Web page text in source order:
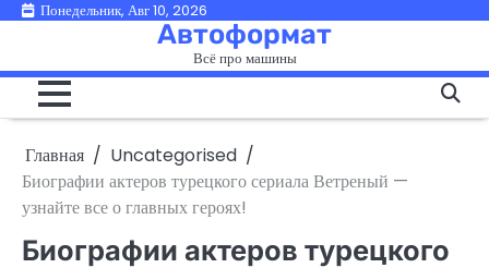
ПерейтиПонедельник, Авг 10, 2026
Автоформат
Всё про машины
Главная
Uncategorised
Биографии актеров турецкого сериала Ветреный —
узнайте все о главных героях!
Биографии актеров турецкого